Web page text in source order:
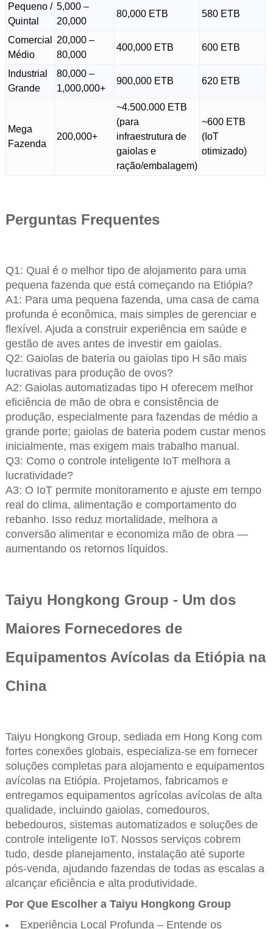
Pequeno /
Quintal
5,000 –
20,000
80,000 ETB 580 ETB
Comercial
Médio
20,000 –
80,000
400,000 ETB 600 ETB
Industrial
Grande
80,000 –
1,000,000+
900,000 ETB 620 ETB
Mega
Fazenda
200,000+
~4.500.000 ETB
(para
infraestrutura de
gaiolas e
ração/embalagem)
~600 ETB
(IoT
otimizado)
Perguntas Frequentes
Q1: Qual é o melhor tipo de alojamento para uma
pequena fazenda que está começando na Etiópia?
A1: Para uma pequena fazenda, uma casa de cama
profunda é econômica, mais simples de gerenciar e
flexível. Ajuda a construir experiência em saúde e
gestão de aves antes de investir em gaiolas.
Q2: Gaiolas de bateria ou gaiolas tipo H são mais
lucrativas para produção de ovos?
A2: Gaiolas automatizadas tipo H oferecem melhor
eficiência de mão de obra e consistência de
produção, especialmente para fazendas de médio a
grande porte; gaiolas de bateria podem custar menos
inicialmente, mas exigem mais trabalho manual.
Q3: Como o controle inteligente IoT melhora a
lucratividade?
A3: O IoT permite monitoramento e ajuste em tempo
real do clima, alimentação e comportamento do
rebanho. Isso reduz mortalidade, melhora a
conversão alimentar e economiza mão de obra —
aumentando os retornos líquidos.
Taiyu Hongkong Group - Um dos
Maiores Fornecedores de
Equipamentos Avícolas da Etiópia na
China
Taiyu Hongkong Group, sediada em Hong Kong com
fortes conexões globais, especializa-se em fornecer
soluções completas para alojamento e equipamentos
avícolas na Etiópia. Projetamos, fabricamos e
entregamos equipamentos agrícolas avícolas de alta
qualidade, incluindo gaiolas, comedouros,
bebedouros, sistemas automatizados e soluções de
controle inteligente IoT. Nossos serviços cobrem
tudo, desde planejamento, instalação até suporte
pós-venda, ajudando fazendas de todas as escalas a
alcançar eficiência e alta produtividade.
Por Que Escolher a Taiyu Hongkong Group
Experiência Local Profunda – Entende os